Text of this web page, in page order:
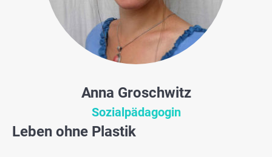
Anna Groschwitz
Sozialpädagogin
Leben ohne Plastik